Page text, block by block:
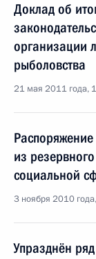
Доклад об
организации
рыболовства
21 мая 2011 года,
из
социальной
3 ноября 2010
Упразднён